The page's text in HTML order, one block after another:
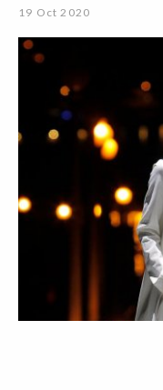
19 Oct 2020